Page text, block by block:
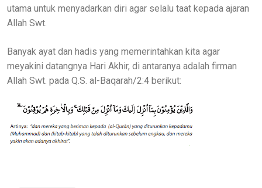
utama untuk menyadarkan diri agar selalu taat kepada ajaran
Allah Swt.
Banyak ayat dan hadis yang memerintahkan kita agar
meyakini datangnya Hari Akhir, di antaranya adalah firman
Allah Swt. pada Q.S. al-Baqarah/2:4 berikut: